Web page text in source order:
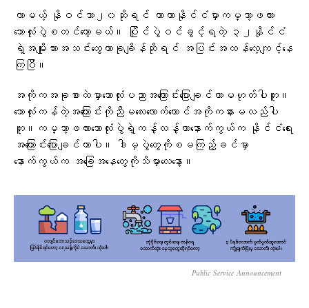
လာမယ့် နိုဝင်ဘာ၂၀ဆိုရင် ကာတာနိုင်ငံမှာကမ္ဘာ့ဖလား
ဘောလုံးပွဲစတင်တော့မယ်။ ပြိုင်ပွဲဝင်ခွင့်ရတဲ့ ၃၂နိုင်ငံ
ရဲ့အမျိုးသားအသင်းတွေဟာခုချိန်ဆိုရင် အပြင်းအထန်လေ့ကျင့်နေ
ကြပြီ။
အကိုကအခုစာထဲမှာဘောလုံးပညာအကြောင်းပြောချင်တာမဟုတ်ပါဘူး။
ဘောလုံးကန်တဲ့အကြောင်းကိုညီမလေးလောက်တောင်အကိုကနားမလည်ပါ
ဘူး။ကမ္ဘာ့ဖလားဘောလုံးပွဲရဲ့ကန့်လန့်ကာနောက်ကွယ်က နိုင်ငံရေး
အကြောင်းပြောချင်တာပါ။ ဒါမှပွဲတွေကိုစမကြည့်ခင်မှာ
နောက်ကွယ်က အခြေအနေတွေကိုသိမှာလေနော့။
Public Service Announcement